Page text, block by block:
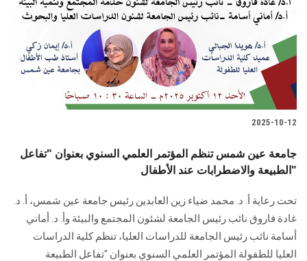
2025-10-12
جامعة عين شمس تنظم المؤتمر العلمي السنوي بعنوان "تفاعل
الطبيعة والاضطرابات عند الأطفال"
تحت رعاية أ. د. محمد ضياء زين العابدين رئيس جامعة عين شمس، أ. د.
غادة فاروق نائب رئيس الجامعة لشئون المجتمع والبيئة وأ. د. أماني
أسامة نائب رئيس الجامعة للدراسات العليا، تنظم كلية الدراسات
العليا للطفولة المؤتمر العلمي السنوي بعنوان "تفاعل الطبيعة